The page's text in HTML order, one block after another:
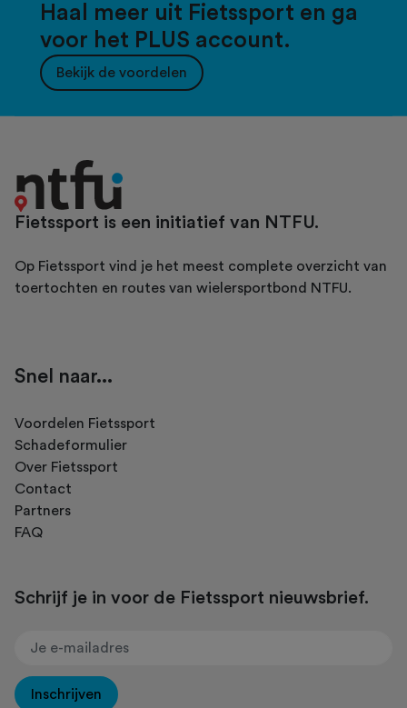
Haal meer uit Fietssport en ga
voor het PLUS account.
Bekijk de voordelen
Fietssport is een initiatief van NTFU.
Op Fietssport vind je het meest complete overzicht van
toertochten en routes van wielersportbond NTFU.
Snel naar...
Voordelen Fietssport
Schadeformulier
Over Fietssport
Contact
Partners
FAQ
Schrijf je in voor de Fietssport nieuwsbrief.
Inschrijven